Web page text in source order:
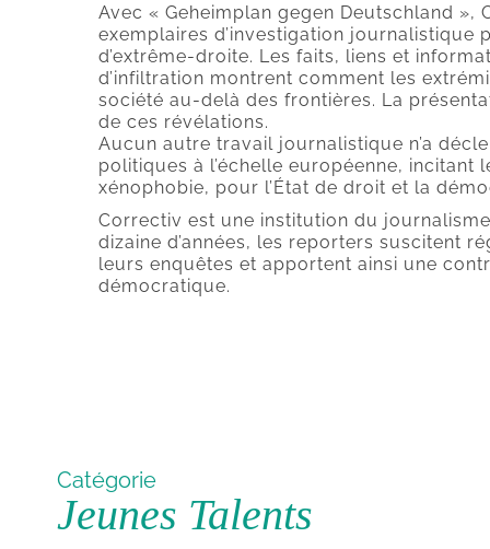
Avec « Geheimplan gegen Deutschland
exemplaires d’investigation
d’extrême-droite. Les faits, liens et
d’infiltration montrent comment les
société au-delà des frontières. La
de ces révélations.
Aucun autre travail journalistique n’a
politiques à l’échelle européenne,
xénophobie, pour l’État de droit et la
Correctiv est une institution du
dizaine d’années, les reporters suscitent
leurs enquêtes et apportent ainsi une
démocratique.
Catégorie
Jeunes Talents